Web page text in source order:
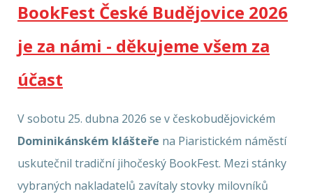
BookFest České Budějovice 2026
je za námi - děkujeme všem za
účast
V sobotu 25. dubna 2026 se v českobudějovickém
Dominikánském klášteře na Piaristickém náměstí
uskutečnil tradiční jihočeský BookFest. Mezi stánky
vybraných nakladatelů zavítaly stovky milovníků